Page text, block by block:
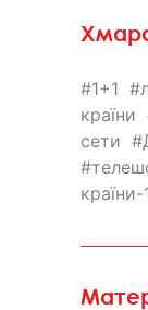
1+1
країни
сети
країни-